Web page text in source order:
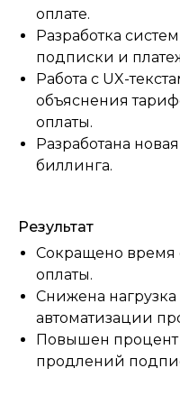
оплате.
Разработка
подписки и
Работа с UX-
объяснения
оплаты.
Разработана
биллинга.
Результат
Сокращено время
оплаты.
Снижена
автоматизации
Повышен процент
продлений